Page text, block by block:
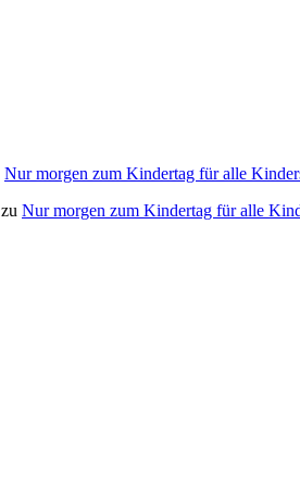
Nur morgen zum Kindertag für alle
zu Nur morgen zum Kindertag für alle